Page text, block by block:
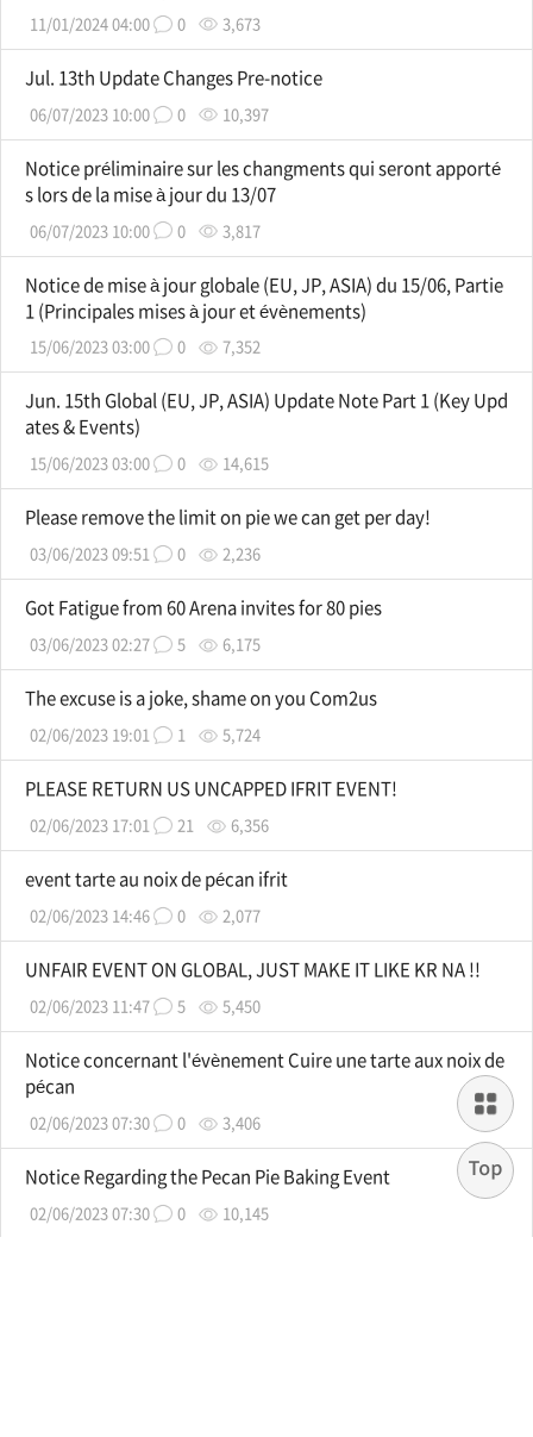
11/01/2024 04:00 0 3,673
Jul. 13th Update Changes Pre-notice
06/07/2023 10:00 0 10,397
Notice préliminaire sur les changments qui seront apporté
s lors de la mise à jour du 13/07
06/07/2023 10:00 0 3,817
Notice de mise à jour globale (EU, JP, ASIA) du 15/06, Partie
1 (Principales mises à jour et évènements)
15/06/2023 03:00 0 7,352
Jun. 15th Global (EU, JP, ASIA) Update Note Part 1 (Key Upd
ates & Events)
15/06/2023 03:00 0 14,615
Please remove the limit on pie we can get per day!
03/06/2023 09:51 0 2,236
Got Fatigue from 60 Arena invites for 80 pies
03/06/2023 02:27 5 6,175
The excuse is a joke, shame on you Com2us
02/06/2023 19:01 1 5,724
PLEASE RETURN US UNCAPPED IFRIT EVENT!
02/06/2023 17:01 21 6,356
event tarte au noix de pécan ifrit
02/06/2023 14:46 0 2,077
UNFAIR EVENT ON GLOBAL, JUST MAKE IT LIKE KR NA !!
02/06/2023 11:47 5 5,450
Notice concernant l'évènement Cuire une tarte aux noix de
pécan
02/06/2023 07:30 0 3,406
Notice Regarding the Pecan Pie Baking Event
02/06/2023 07:30 0 10,145